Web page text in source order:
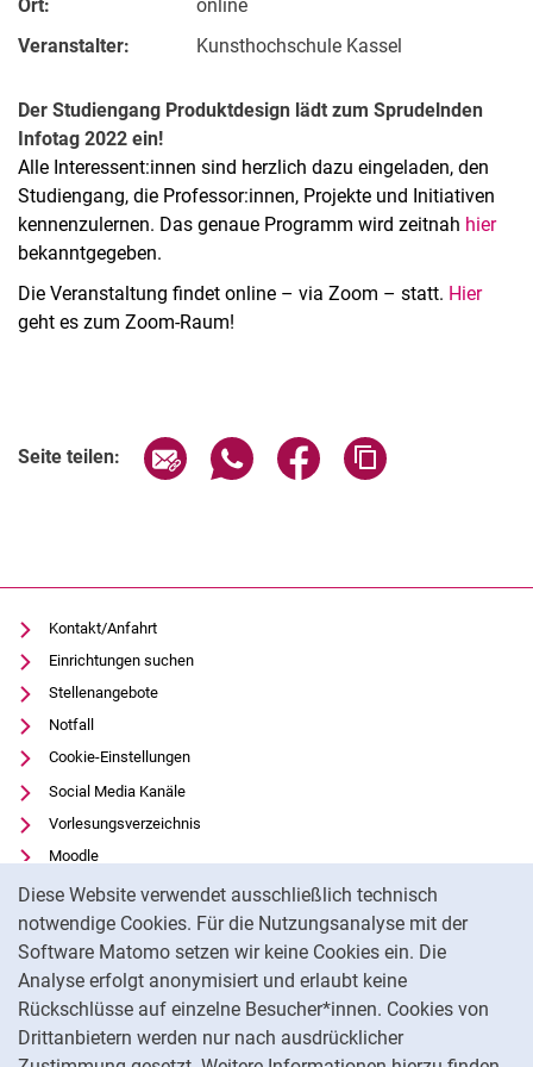
Diese Website verwendet ausschließlich technisch
notwendige Cookies. Für die Nutzungsanalyse mit der
Software Matomo setzen wir keine Cookies ein. Die
Analyse erfolgt anonymisiert und erlaubt keine
Rückschlüsse auf einzelne Besucher*innen. Cookies von
Drittanbietern werden nur nach ausdrücklicher
Ort:
online
Veranstalter:
Kunsthochschule Kassel
Der Studiengang Produktdesign lädt zum Sprudelnden
Infotag 2022 ein!
Alle Interessent:innen sind herzlich dazu eingeladen, den
Studiengang, die Professor:innen, Projekte und Initiativen
kennenzulernen. Das genaue Programm wird zeitnah hier
bekanntgegeben.
Die Veranstaltung findet online – via Zoom – statt. Hier
geht es zum Zoom-Raum!
Seite teilen: Seite über E-Mail teilen
Seite über WhatsApp teilen
Seite über Facebook
Kontakt/Anfahrt
Einrichtungen suchen
Stellenangebote
Notfall
Cookie-Einstellungen
Social Media Kanäle
Vorlesungsverzeichnis
Moodle
Panopto
Universitätsbibliothek
Datenschutz
Barrierefreiheit
Transparenter KI-Einsatz